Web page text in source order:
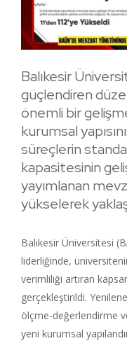
Balıkesir
güçlendiren
önemli bir
kurumsal
süreçlerin
kapasitesinin
yayımlanan
yükselerek
Balıkesir Üniversitesi
liderliğinde,
verimliliği artıran
gerçekleştirildi.
ölçme-değerlendirme
yeni kurumsal